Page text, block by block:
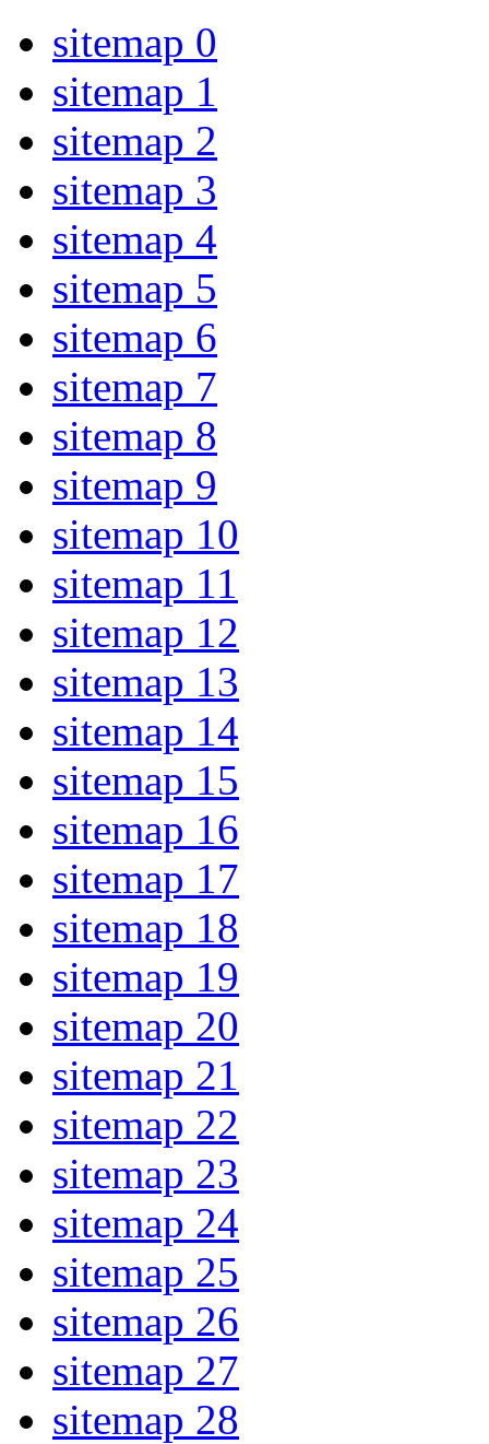
sitemap 0
sitemap 1
sitemap 2
sitemap 3
sitemap 4
sitemap 5
sitemap 6
sitemap 7
sitemap 8
sitemap 9
sitemap 10
sitemap 11
sitemap 12
sitemap 13
sitemap 14
sitemap 15
sitemap 16
sitemap 17
sitemap 18
sitemap 19
sitemap 20
sitemap 21
sitemap 22
sitemap 23
sitemap 24
sitemap 25
sitemap 26
sitemap 27
sitemap 28